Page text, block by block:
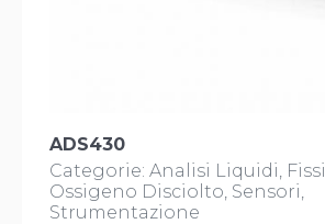
ADS430
Categorie: Analisi Liquidi Fissi
Ossigeno Disciolto Sensori
Strumentazione